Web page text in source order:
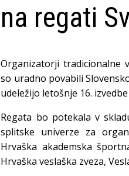
na regati
Organizatorji tradicionalne
so uradno povabili
udeležijo letošnje 16.
Regata bo potekala v
splitske univerze za
Hrvaška akademska
Hrvaška veslaška zveza,